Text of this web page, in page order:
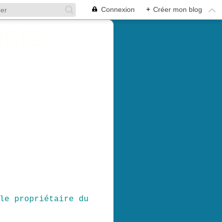
Connexion + Créer mon blog
propriétaire du